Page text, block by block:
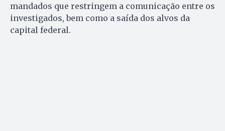
mandados que restringem a comunicação entre os
investigados, bem como a saída dos alvos da
capital federal.